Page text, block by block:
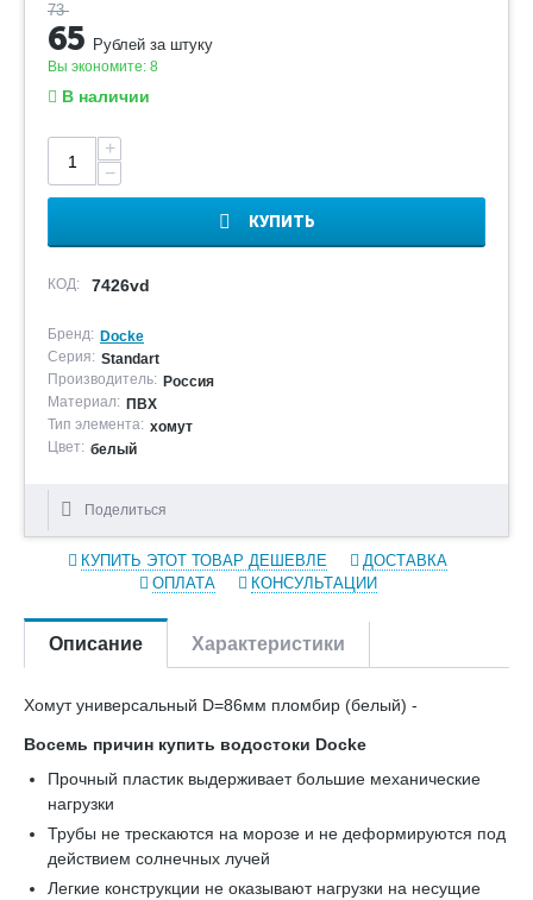
73
65 Рублей за штуку
Вы экономите: 8
В наличии
+
−
КУПИТЬ
КОД: 7426vd
Бренд: Docke
Серия: Standart
Производитель: Россия
Материал: ПВХ
Тип элемента: хомут
Цвет: белый
Поделиться
КУПИТЬ ЭТОТ ТОВАР ДЕШЕВЛЕ
ДОСТАВКА
ОПЛАТА
КОНСУЛЬТАЦИИ
Описание Характеристики
Хомут универсальный D=86мм пломбир (белый) -
Восемь причин купить водостоки Docke
Прочный пластик выдерживает большие механические
нагрузки
Трубы не трескаются на морозе и не деформируются под
действием солнечных лучей
Легкие конструкции не оказывают нагрузки на несущие